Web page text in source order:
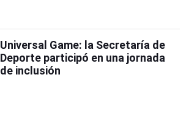
Universal Game: la Secretaría de
Deporte participó en una jornada
de inclusión